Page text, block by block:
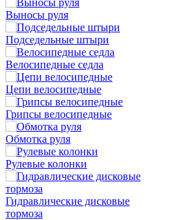
Выносы руля
Подседельные штыри
Велосипедные седла
Цепи велосипедные
Грипсы велосипедные
Обмотка руля
Рулевые колонки
Гидравлические дисковые
тормоза